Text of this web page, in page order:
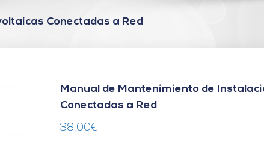
Conectadas a Red
Manual de Mantenimiento de
Conectadas a Red
38,00€